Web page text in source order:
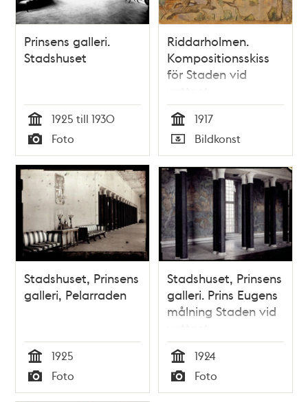
Prinsens galleri.
Stadshuset
Tid
1925 till 1930
Typ
Foto
Riddarholmen.
Kompositionsskiss
för Staden vid
väggmålning i
Stockholm stadshus
Tid
1917
Typ
Bildkonst
Stadshuset, Prinsens
galleri, Pelarraden
Tid
1925
Typ
Foto
Stadshuset, Prinsens
galleri. Prins Eugens
målning Staden vid
Tid
1924
Typ
Foto